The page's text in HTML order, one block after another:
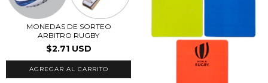
MONEDAS DE SORTEO
ARBITRO RUGBY
$2.71 USD
AGREGAR AL CARRITO